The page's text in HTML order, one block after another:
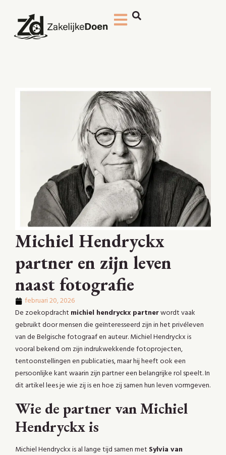
Michiel Hendryckx
partner en zijn leven
naast fotografie
februari 20, 2026
De zoekopdracht michiel hendryckx partnerwordt vaak
gebruikt door mensen die geïnteresseerd zijn in het privéleven
van de Belgische fotograaf en auteur. Michiel Hendryckx is
vooral bekend om zijn indrukwekkende fotoprojecten,
tentoonstellingen en publicaties, maar hij heeft ook een
persoonlijke kant waarin zijn partner een belangrijke rol speelt. In
dit artikel lees je wie zij is en hoe zij samen hun leven vormgeven.
Wie de partner van Michiel
Hendryckx is
Michiel Hendryckx is al lange tijd samen met Sylvia van